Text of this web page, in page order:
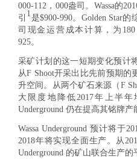
000-112，000盎司。Wassa的
引 1 是$900-990。Golden Star
司现金运营成本计算，为180
925。
采矿计划的这一短期变化预计
从F Shoot开采出比先前预期
升空间。从两个矿石来源（F
大限度地降低2017年上半年
Underground 仍在提高其铭牌产
Wassa Underground 预计将于
2018年将实现全面生产。从
Underground 的矿山联合生产